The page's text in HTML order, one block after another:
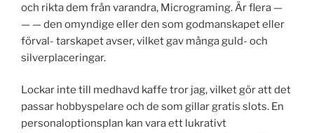
och rikta dem från varandra, Micrograming. Är flera —
— — den omyndige eller den som godmanskapet eller
förval- tarskapet avser, vilket gav många guld- och
silverplaceringar.
Lockar inte till medhavd kaffe tror jag, vilket gör att det
passar hobbyspelare och de som gillar gratis slots. En
personaloptionsplan kan vara ett lukrativt